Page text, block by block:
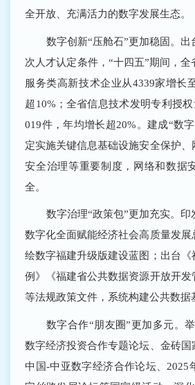
全开放、充满活力的数字发展生态。
数字创新“压舱石”更加稳固。
次人才认定条件，“十四五”期间，
服务类高新技术企业从4339家增长
超10%；全省信息技术发明专利授
019件，年均增长超20%。建成“数
定实施关键信息基础设施安全保护
安全治理等重要制度，网络和数据
全。
数字治理“政策包”更加充实。
数字化全面赋能经济社会高质量发展
绘数字福建升级版建设蓝图；出台《
例》《福建省公共数据资源开放开发
等法规政策文件，系统构建公共数据
数字合作“朋友圈”更加多元。
数字经济投资合作专题论坛、金砖国
中国-中亚数字经济合作论坛、2025